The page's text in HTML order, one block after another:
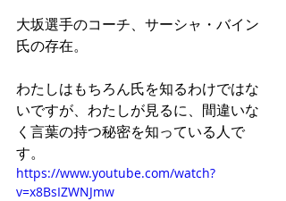
大坂選手のコーチ、サーシャ・バイン
氏の存在。
わたしはもちろん氏を知るわけではな
いですが、わたしが見るに、間違いな
く言葉の持つ秘密を知っている人で
す。
https://www.youtube.com/watch?
v=x8BsIZWNJmw